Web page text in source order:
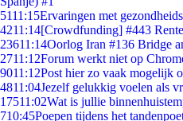
5111:15Ervaringen met
4211:14[Crowdfunding] #443
23611:14Oorlog Iran #136 Bridge
2711:12Forum werkt niet op
9011:12Post hier zo vaak mogelijk
4811:04Jezelf gelukkig voelen als
17511:02Wat is jullie
710:45Poepen tijdens het